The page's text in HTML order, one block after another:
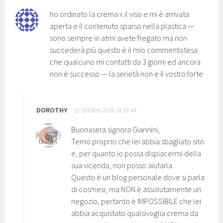
ho ordinato la crema x il viso e mi è arrivata
aperta e il contenuto sparso nella plastica —
sono sempre in atmi avete fregato ma non
succederà più questo è il mio commentotesa
che qualcuno mi contatti da 3 giorni ed ancora
non è successo — la serietà non e il vostro forte
DOROTHY 12 Ottobre 2018 at 19:44
Buonasera signora Giannini,
Temo proprio che lei abbia sbagliato sito
e, per quanto io possa dispiacermi della
sua vicenda, non posso aiutarla.
Questo è un blog personale dove si parla
di cosmesi, ma NON è assolutamente un
negozio, pertanto è IMPOSSIBILE che lei
abbia acquistato qualsivoglia crema da